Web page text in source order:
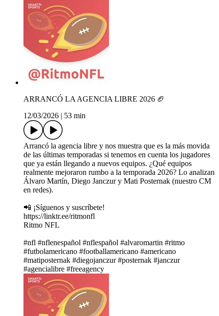
ARRANCÓ LA AGENCIA LIBRE 2026 🏈
12/03/2026
53 min
Arrancó la agencia libre y nos muestra que es la más movida
de las últimas temporadas si tenemos en cuenta los jugadores
que ya están llegando a nuevos equipos. ¿Qué equipos
realmente mejoraron rumbo a la temporada 2026? Lo analizan
Álvaro Martín, Diego Janczur y Mati Posternak (nuestro CM
en redes).
📲 ¡Síguenos y suscríbete!
https://linktr.ee/ritmonfl
Ritmo NFL
#nfl #nflenespañol #nflespañol #alvaromartin #ritmo
#futbolamericano #footballamericano #americano
#matiposternak #diegojanczur #posternak #janczur
#agencialibre #freeagency